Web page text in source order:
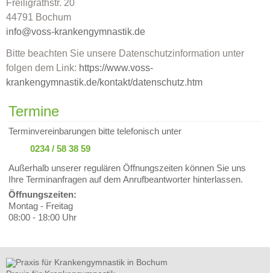
Freiligrathstr. 20
44791 Bochum
info@voss-krankengymnastik.de
Bitte beachten Sie unsere Datenschutzinformation unter
folgen dem Link: https://www.voss-
krankengymnastik.de/kontakt/datenschutz.htm
Termine
Terminvereinbarungen bitte telefonisch unter
0234 / 58 38 59
Außerhalb unserer regulären Öffnungszeiten können Sie uns
Ihre Terminanfragen auf dem Anrufbeantworter hinterlassen.
Öffnungszeiten:
Montag - Freitag
08:00 - 18:00 Uhr